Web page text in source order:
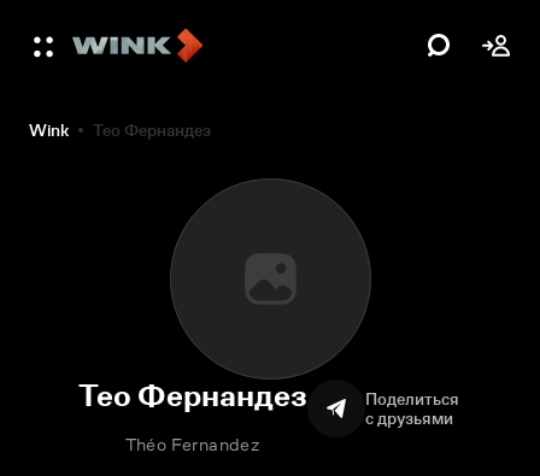
Wink Тео Фернандез
Тео Фернандез
Théo Fernandez
Поделиться
с друзьями